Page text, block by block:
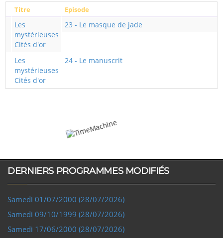
Titre Episode
Les
mystérieuses
Cités d'or
23 - Le masque de jade
Les
mystérieuses
Cités d'or
24 - Le manuscrit
DERNIERS PROGRAMMES MODIFIÉS
Samedi 01/07/2000 (28/07/2026)
Samedi 09/10/1999 (28/07/2026)
Samedi 17/06/2000 (28/07/2026)